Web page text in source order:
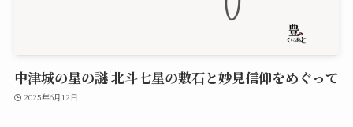
中津城の星の謎 北斗七星の敷石と妙見信仰をめぐって
2025年6月12日